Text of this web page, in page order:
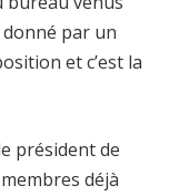
donné par un
et c’est la
président de
déjà